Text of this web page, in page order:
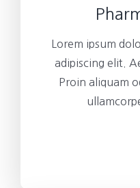
Lorem ipsum
adipiscing elit.
Proin aliquam